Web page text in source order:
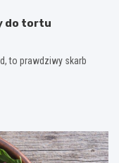
do tortu
to prawdziwy skarb